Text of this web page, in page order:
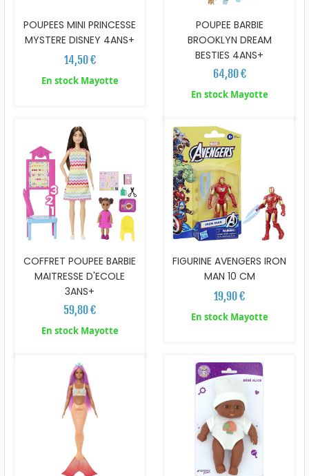
POUPEES MINI PRINCESSE
MYSTERE DISNEY 4ANS+
14,50 €
En stock Mayotte
POUPEE BARBIE
BROOKLYN DREAM
BESTIES 4ANS+
64,80 €
En stock Mayotte
COFFRET POUPEE BARBIE
MAITRESSE D'ECOLE
3ANS+
59,80 €
En stock Mayotte
FIGURINE AVENGERS IRON
MAN 10 CM
19,90 €
En stock Mayotte